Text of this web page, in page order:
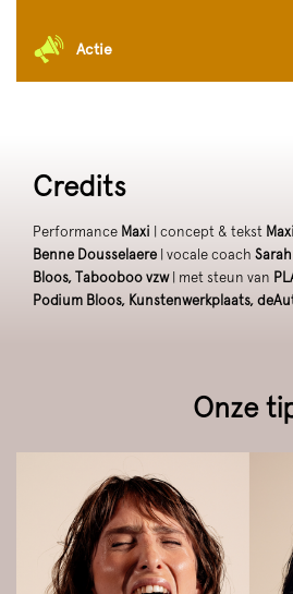
Actie
Credits
Performance Maxi | concept & tekst
Benne Dousselaere | vocale coach
Bloos, Tabooboo vzw| met steun van
Podium Bloos, Kunstenwerkplaats,
Onze